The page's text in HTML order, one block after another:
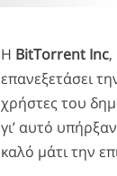
Η BitTorrent Inc,
επανεξετάσει
χρήστες του
γι’ αυτό
καλό μάτι την